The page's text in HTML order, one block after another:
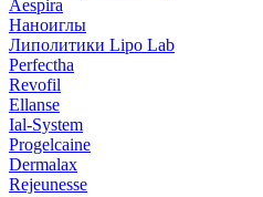
Aespira
Наноиглы
Липолитики Lipo Lab
Perfectha
Revofil
Ellanse
Ial-System
Progelcaine
Dermalax
Rejeunesse